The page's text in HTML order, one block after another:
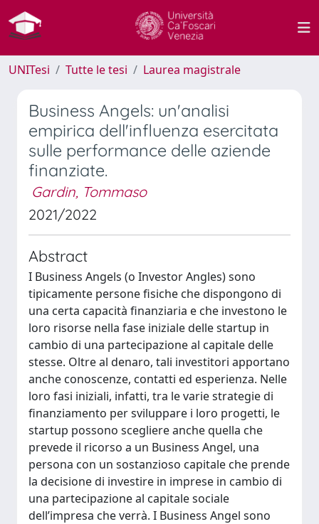
UNITesi Tutte le tesi Laurea magistrale
Business Angels: un'analisi
empirica dell'influenza esercitata
sulle performance delle aziende
finanziate.
Gardin, Tommaso
2021/2022
Abstract
I Business Angels (o Investor Angles) sono
tipicamente persone fisiche che dispongono di
una certa capacità finanziaria e che investono le
loro risorse nella fase iniziale delle startup in
cambio di una partecipazione al capitale delle
stesse. Oltre al denaro, tali investitori apportano
anche conoscenze, contatti ed esperienza. Nelle
loro fasi iniziali, infatti, tra le varie strategie di
finanziamento per sviluppare i loro progetti, le
startup possono scegliere anche quella che
prevede il ricorso a un Business Angel, una
persona con un sostanzioso capitale che prende
la decisione di investire in imprese in cambio di
una partecipazione al capitale sociale
dell’impresa che verrà. I Business Angel sono